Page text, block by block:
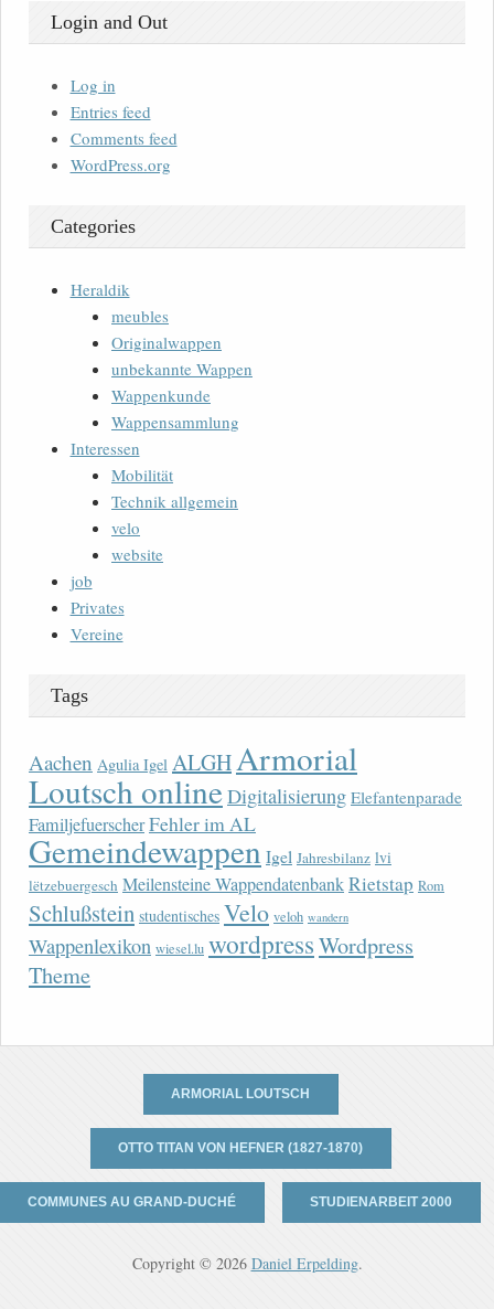
Login and Out
Log in
Entries feed
Comments feed
WordPress.org
Categories
Heraldik
meubles
Originalwappen
unbekannte Wappen
Wappenkunde
Wappensammlung
Interessen
Mobilität
Technik allgemein
velo
website
job
Privates
Vereine
Tags
Aachen Agulia Igel ALGHArmorial
Loutsch onlineDigitalisierung Elefantenparade
FamiljefuerscherFehler im AL
Gemeindewappen Igel Jahresbilanz lvi
lëtzebuergesch Meilensteine WappendatenbankRietstap Rom
Schlußstein studentisches Velo veloh wandern
Wappenlexikon wiesel.lu wordpressWordpress
Theme
ARMORIAL LOUTSCH
OTTO TITAN VON HEFNER (1827-1870)
COMMUNES AU GRAND-DUCHÉ STUDIENARBEIT 2000
Copyright © 2026 Daniel Erpelding.